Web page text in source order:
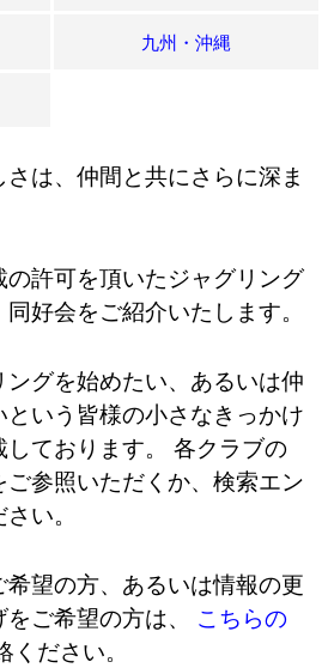
九州・沖縄
は、仲間と共にさらに深ま
許可を頂いたジャグリング
好会をご紹介いたします。
グを始めたい、あるいは仲
いう皆様の小さなきっかけ
ております。 各クラブの
参照いただくか、検索エン
い。
望の方、あるいは情報の更
ご希望の方は、 こちらの
ください。